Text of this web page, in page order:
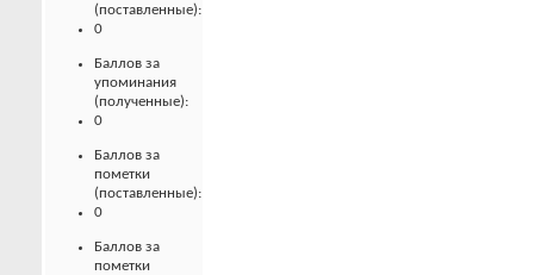
(поставленные):
0
Баллов за
упоминания
(полученные):
0
Баллов за
пометки
(поставленные):
0
Баллов за
пометки